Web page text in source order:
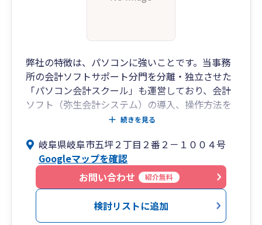
弊社の特徴は、パソコンに強いことです。当事務
所の会計ソフトサポート分門を分離・独立させた
「パソコン会計スクール」も運営しており、会計
ソフト（弥生会計システム）の導入、操作方法を
親切丁寧にアドバイスし、自計化へのサポートさ
かったり人手が足りないお客様には「記帳代行サ
ービス」も行っています。社内に事務員がいらっ
しゃる場合は、お客様の作成した帳簿に基づいて
仕訳入力をする「記帳入力サポート」を、経理担
当者がいない方や一人で活動していて時間がとれ
ない方には、お客様からお預かりした領収書・通
続きを見る
岐阜県岐阜市五坪２丁目２番２－１００４号
Googleマップを確認
お問い合わせ
紹介無料
検討リストに追加